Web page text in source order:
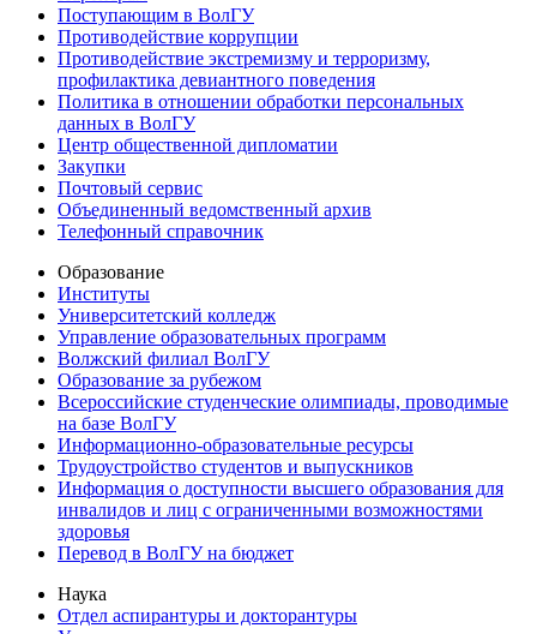
Поступающим в ВолГУ
Противодействие коррупции
Противодействие экстремизму и терроризму,
профилактика девиантного поведения
Политика в отношении обработки персональных
данных в ВолГУ
Центр общественной дипломатии
Закупки
Почтовый сервис
Объединенный ведомственный архив
Телефонный справочник
Образование
Институты
Университетский колледж
Управление образовательных программ
Волжский филиал ВолГУ
Образование за рубежом
Всероссийские студенческие олимпиады, проводимые
на базе ВолГУ
Информационно-образовательные ресурсы
Трудоустройство студентов и выпускников
Информация о доступности высшего образования для
инвалидов и лиц с ограниченными возможностями
здоровья
Перевод в ВолГУ на бюджет
Наука
Отдел аспирантуры и докторантуры